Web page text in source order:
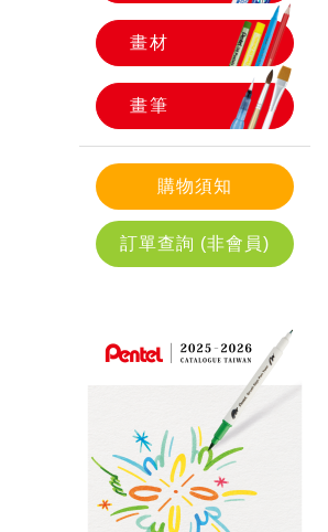
畫材
畫筆
購物須知
訂單查詢 (非會員)